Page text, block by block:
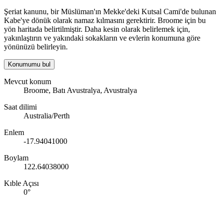
Şeriat kanunu, bir Müslüman'ın Mekke'deki Kutsal Cami'de bulunan
Kabe'ye dönük olarak namaz kılmasını gerektirir. Broome için bu
yön haritada belirtilmiştir. Daha kesin olarak belirlemek için,
yakınlaştırın ve yakındaki sokakların ve evlerin konumuna göre
yönünüzü belirleyin.
Konumumu bul
Mevcut konum
Broome, Batı Avustralya, Avustralya
Saat dilimi
Australia/Perth
Enlem
-17.94041000
Boylam
122.64038000
Kıble Açısı
0°